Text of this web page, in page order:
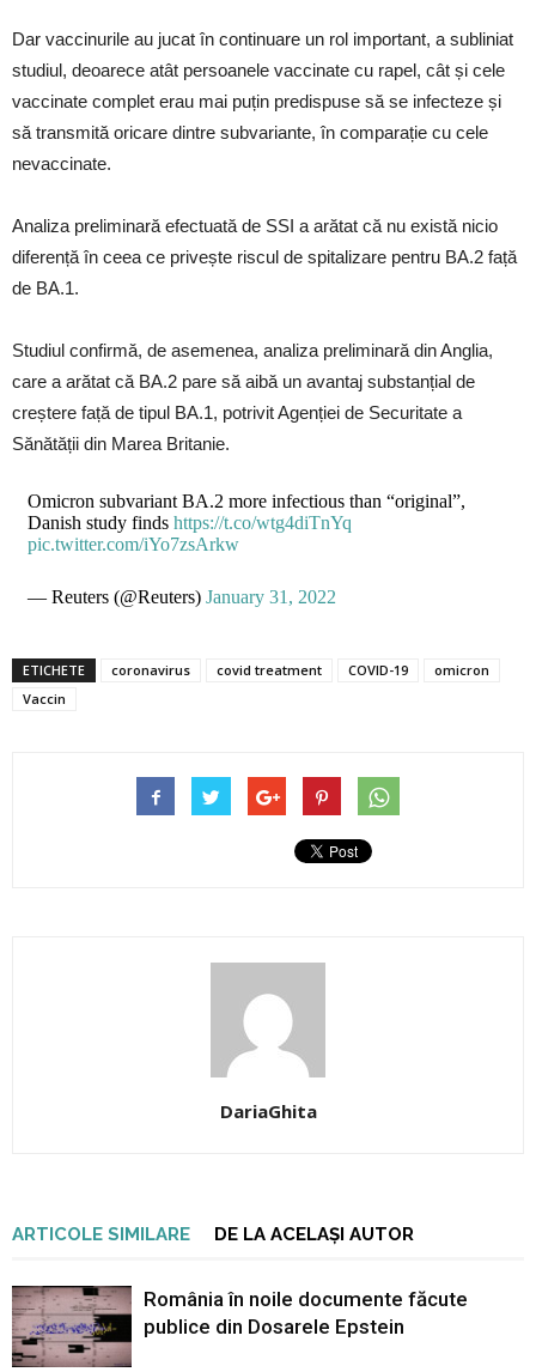
Dar vaccinurile au jucat în continuare un rol important, a subliniat
studiul, deoarece atât persoanele vaccinate cu rapel, cât și cele
vaccinate complet erau mai puțin predispuse să se infecteze și
să transmită oricare dintre subvariante, în comparație cu cele
nevaccinate.
Analiza preliminară efectuată de SSI a arătat că nu există nicio
diferență în ceea ce privește riscul de spitalizare pentru BA.2 față
de BA.1.
Studiul confirmă, de asemenea, analiza preliminară din Anglia,
care a arătat că BA.2 pare să aibă un avantaj substanțial de
creștere față de tipul BA.1, potrivit Agenției de Securitate a
Sănătății din Marea Britanie.
Omicron subvariant BA.2 more infectious than “original”,
Danish study finds https://t.co/wtg4diTnYq
pic.twitter.com/iYo7zsArkw
— Reuters (@Reuters) January 31, 2022
ETICHETE coronavirus covid treatment COVID-19
omicron
Vaccin
DariaGhita
ARTICOLE SIMILARE DE LA ACELAȘI AUTOR
România în noile documente făcute
publice din Dosarele Epstein